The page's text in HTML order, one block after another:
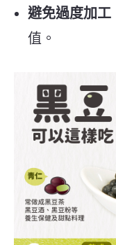
避免過度加工
值。